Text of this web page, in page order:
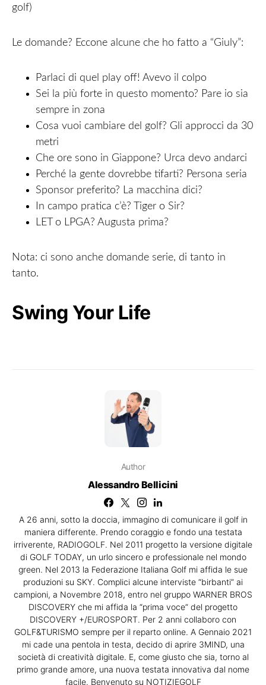
golf)
Le domande? Eccone alcune che ho fatto a “Giuly”:
Parlaci di quel play off! Avevo il colpo
Sei la più forte in questo momento? Pare io sia
sempre in zona
Cosa vuoi cambiare del golf? Gli approcci da 30
metri
Che ore sono in Giappone? Urca devo andarci
Perché la gente dovrebbe tifarti? Persona seria
Sponsor preferito? La macchina dici?
In campo pratica c’è? Tiger o Sir?
LET o LPGA? Augusta prima?
Nota: ci sono anche domande serie, di tanto in
tanto.
Swing Your Life
Author
Alessandro Bellicini
A 26 anni, sotto la doccia, immagino di comunicare il golf in
maniera differente. Prendo coraggio e fondo una testata
irriverente, RADIOGOLF. Nel 2011 progetto la versione digitale
di GOLF TODAY, un urlo sincero e professionale nel mondo
green. Nel 2013 la Federazione Italiana Golf mi affida le sue
produzioni su SKY. Complici alcune interviste “birbanti” ai
campioni, a Novembre 2018, entro nel gruppo WARNER BROS
DISCOVERY che mi affida la “prima voce” del progetto
DISCOVERY +/EUROSPORT. Per 2 anni collaboro con
GOLF&TURISMO sempre per il reparto online. A Gennaio 2021
mi cade una pentola in testa, decido di aprire 3MIND, una
società di creatività digitale. E, come giusto che sia, torno al
primo grande amore, una nuova testata innovativa dal nome
facile. Benvenuto su NOTIZIEGOLF